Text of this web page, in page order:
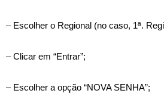
– Escolher o Regional (no caso, 1ª.
– Clicar em “Entrar”;
– Escolher a opção “NOVA SENHA”;